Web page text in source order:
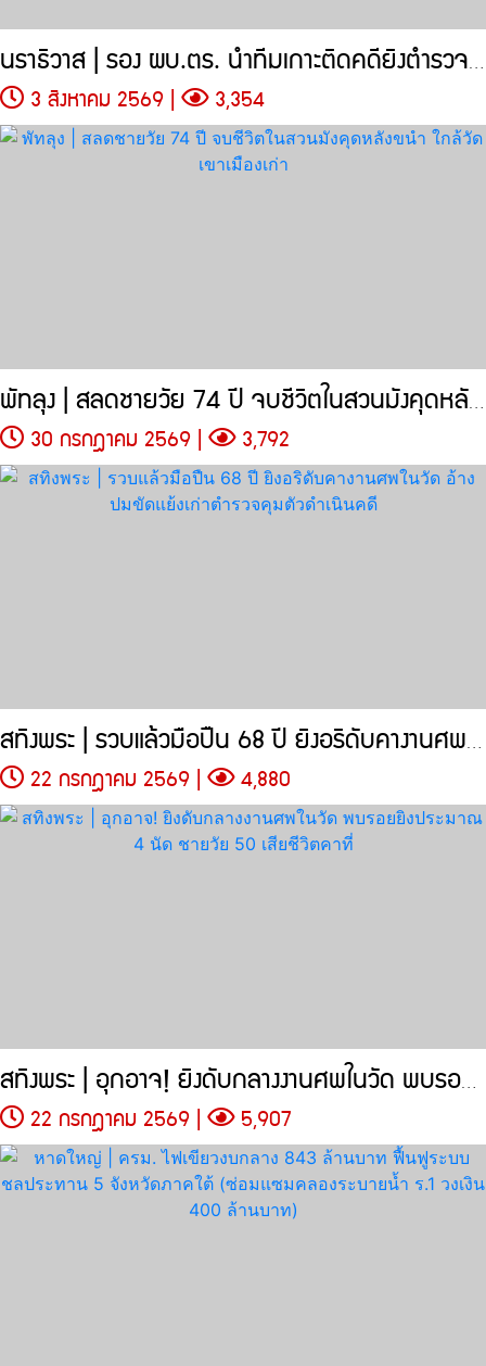
นราธิวาส | รอง ผบ.ตร. นำทีมเกาะติดคดียิงตำรวจตากใบ–ผู้ว่าฯ นราธิวาส
3 สิงหาคม 2569 | 3,354
พัทลุง | สลดชายวัย 74 ปี จบชีวิตในสวนมังคุดหลังขนำ
30 กรกฎาคม 2569 | 3,792
สทิงพระ | รวบแล้วมือปืน 68 ปี ยิงอริดับคางานศพในวัด
22 กรกฎาคม 2569 | 4,880
สทิงพระ | อุกอาจ! ยิงดับกลางงานศพในวัด พบรอยยิงประมาณ 4 นัด ชายวัย
22 กรกฎาคม 2569 | 5,907